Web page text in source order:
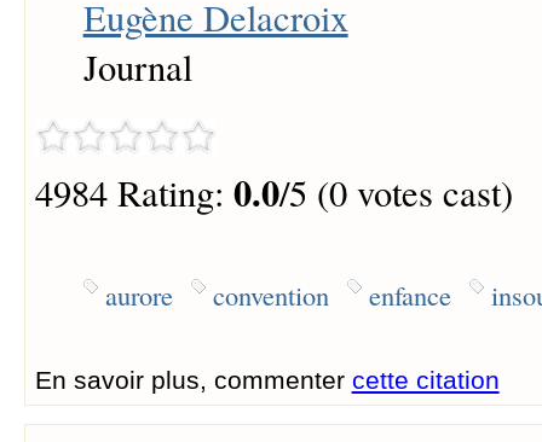
Eugène Delacroix
Journal
4984 Rating: 0.0/5 (0 votes cast)
aurore convention enfance
En savoir plus, commenter cette citation